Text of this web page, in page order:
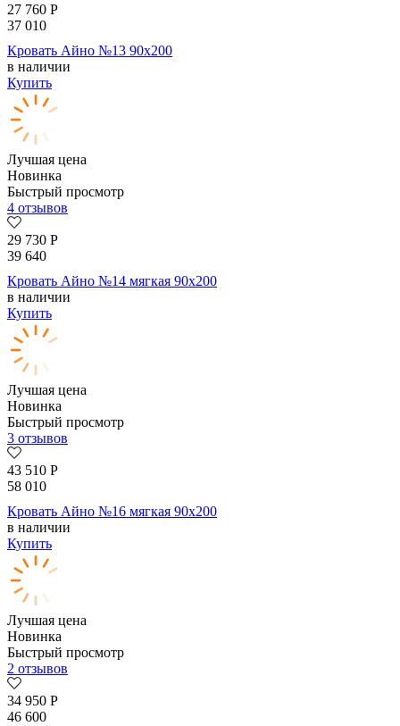
27 760 Р
37 010
Кровать Айно №13 90х200
в наличии
Купить
Лучшая цена
Новинка
Быстрый просмотр
4 отзывов
29 730 Р
39 640
Кровать Айно №14 мягкая 90х200
в наличии
Купить
Лучшая цена
Новинка
Быстрый просмотр
3 отзывов
43 510 Р
58 010
Кровать Айно №16 мягкая 90х200
в наличии
Купить
Лучшая цена
Новинка
Быстрый просмотр
2 отзывов
34 950 Р
46 600